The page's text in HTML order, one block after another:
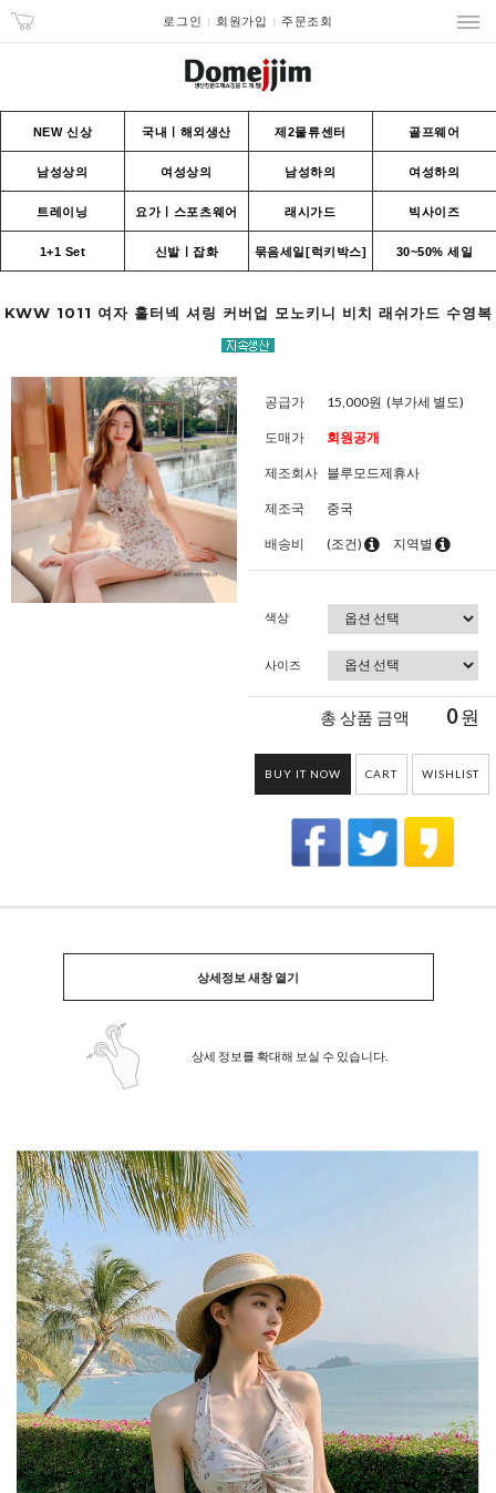
로그인 회원가입 주문조회
NEW 신상 국내ㅣ해외생산 제2물류센터 골프웨어
남성상의 여성상의 남성하의 여성하의
트레이닝 요가ㅣ스포츠웨어 래시가드 빅사이즈
1+1 Set 신발ㅣ잡화 묶음세일[럭키박스] 30~50% 세일
KWW 1011 여자 홀터넥 셔링 커버업 모노키니 비치 래쉬가드 수영복
공급가 15,000원 (부가세 별도)
도매가 회원공개
제조회사 블루모드제휴사
제조국 중국
배송비 (조건) 지역별
색상
사이즈
총 상품 금액 0원
BUY IT NOW CART WISHLIST
상세정보 새창 열기
상세 정보를 확대해 보실 수 있습니다.